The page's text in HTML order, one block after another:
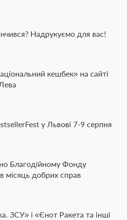
Надрукуємо для вас!
кешбек» на сайті
у Львові 7-9 серпня
Благодійному Фонду
місяць добрих справ
ЗСУ» і «Єнот Ракета та інші